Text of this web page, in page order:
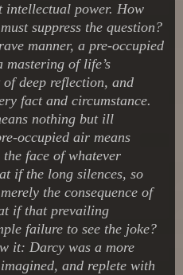
intellectual power. How
suppress the question?
manner, a pre-occupied
mastering of life’s
deep reflection, and
fact and circumstance.
nothing but ill
occupied air means
face of whatever
if the long silences, so
the consequence of
if that prevailing
failure to see the joke?
it: Darcy was a more
and replete with